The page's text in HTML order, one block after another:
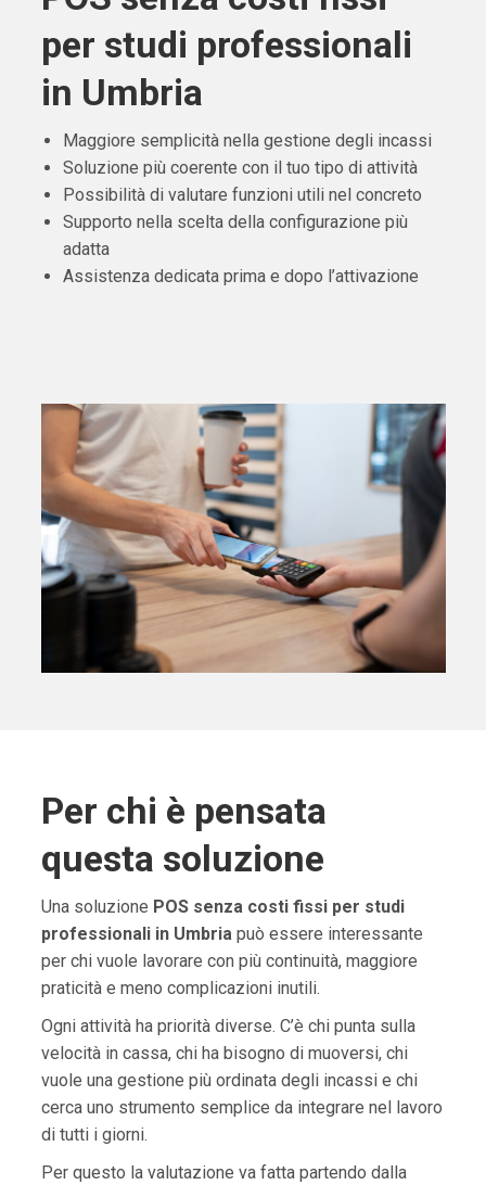
per studi professionali
in Umbria
Maggiore semplicità nella gestione degli incassi
Soluzione più coerente con il tuo tipo di attività
Possibilità di valutare funzioni utili nel concreto
Supporto nella scelta della configurazione più
adatta
Assistenza dedicata prima e dopo l’attivazione
Per chi è pensata
questa soluzione
Una soluzione POS senza costi fissi per studi
professionali in Umbriapuò essere interessante
per chi vuole lavorare con più continuità, maggiore
praticità e meno complicazioni inutili.
Ogni attività ha priorità diverse. C’è chi punta sulla
velocità in cassa, chi ha bisogno di muoversi, chi
vuole una gestione più ordinata degli incassi e chi
cerca uno strumento semplice da integrare nel lavoro
di tutti i giorni.
Per questo la valutazione va fatta partendo dalla